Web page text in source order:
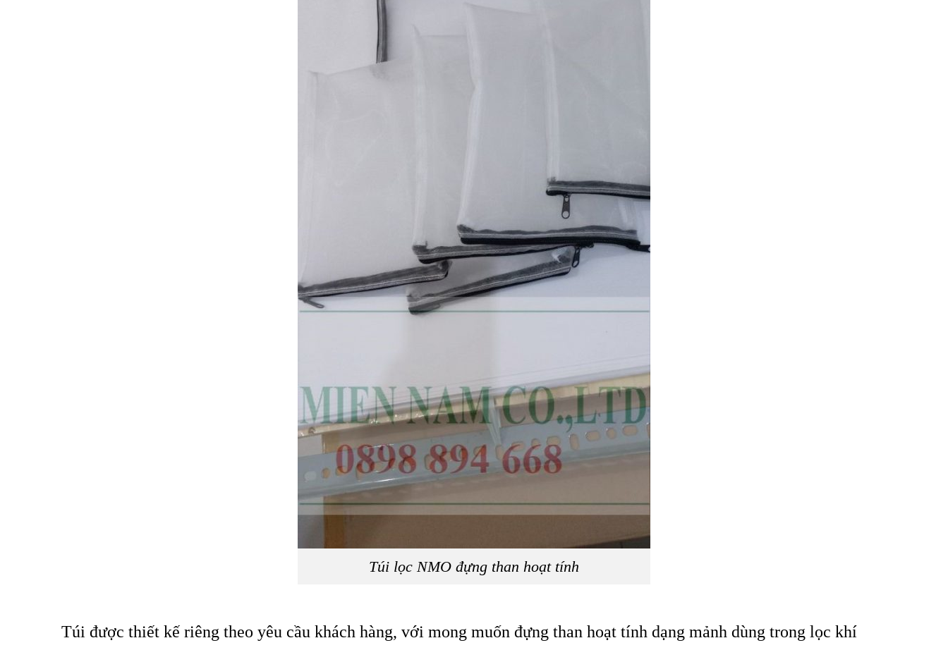
Túi lọc NMO đựng than hoạt tính
Túi được thiết kế riêng theo yêu cầu khách hàng, với mong muốn đựng than hoạt tính dạng mảnh dùng trong lọc khí